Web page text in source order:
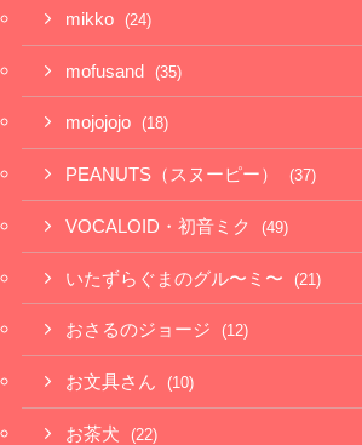
mikko (24)
mofusand (35)
mojojojo (18)
PEANUTS（スヌーピー） (37)
VOCALOID・初音ミク (49)
いたずらぐまのグル〜ミ〜 (21)
おさるのジョージ (12)
お文具さん (10)
お茶犬 (22)